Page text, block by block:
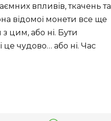
впливів, ткачень та
відомої монети все ще
цим, або ні. Бути
це чудово… або ні. Час